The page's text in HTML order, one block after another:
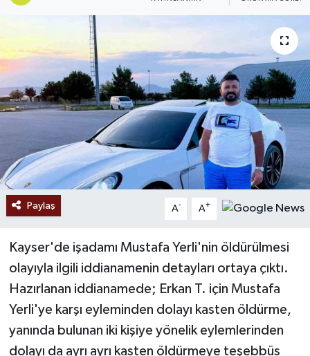
Paylaş A- A+
Kayser'de işadamı Mustafa Yerli'nin öldürülmesi
olayıyla ilgili iddianamenin detayları ortaya çıktı.
Hazırlanan iddianamede; Erkan T. için Mustafa
Yerli'ye karşı eyleminden dolayı kasten öldürme,
yanında bulunan iki kişiye yönelik eylemlerinden
dolayı da ayrı ayrı kasten öldürmeye teşebbüs